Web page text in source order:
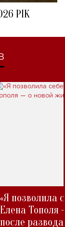
РІК
«Я позволила
Елена Тополя
после развода